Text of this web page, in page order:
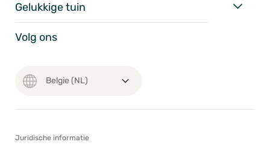
Gelukkige tuin
Volg ons
Juridische informatie